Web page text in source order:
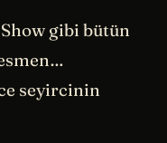
gibi bütün
seyircinin